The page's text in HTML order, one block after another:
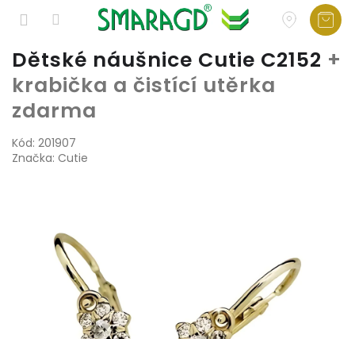
Přejít
obsah
Dětské náušnice Cutie C2152 +
krabička a čistící utěrka
zdarma
Kód: 201907
Značka: Cutie